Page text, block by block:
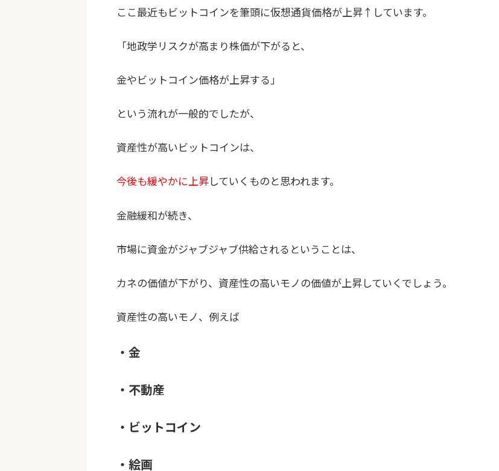
ここ最近もビットコインを筆頭に仮想通貨価格が上昇↑しています。
「地政学リスクが高まり株価が下がると、
金やビットコイン価格が上昇する」
という流れが一般的でしたが、
資産性が高いビットコインは、
今後も緩やかに上昇していくものと思われます。
金融緩和が続き、
市場に資金がジャブジャブ供給されるということは、
カネの価値が下がり、資産性の高いモノの価値が上昇していくでしょう。
資産性の高いモノ、例えば
・金
・不動産
・ビットコイン
・絵画